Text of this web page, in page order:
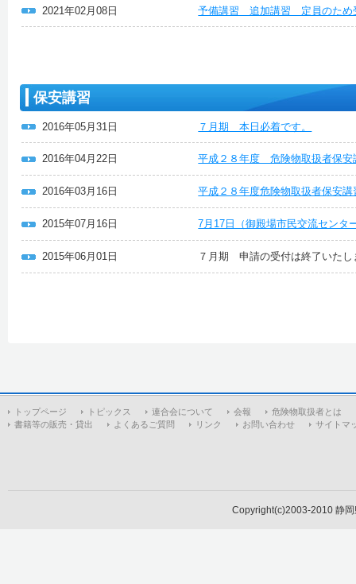
2021年02月08日 予備講習 追加講習 定員のため
保安講習
2016年05月31日 ７月期 本日必着です。
2016年04月22日 平成２８年度 危険物取扱者保安
2016年03月16日 平成２８年度危険物取扱者保安講
2015年07月16日 7月17日（御殿場市民交流セン
2015年06月01日 ７月期 申請の受付は終了いたし
トップページ トピックス 連合会について 会報
危険物取扱者とは
書籍等の販売・貸出
よくあるご質問 リンク お問い合わせ サイトマ
Copyright(c)2003-2010 静